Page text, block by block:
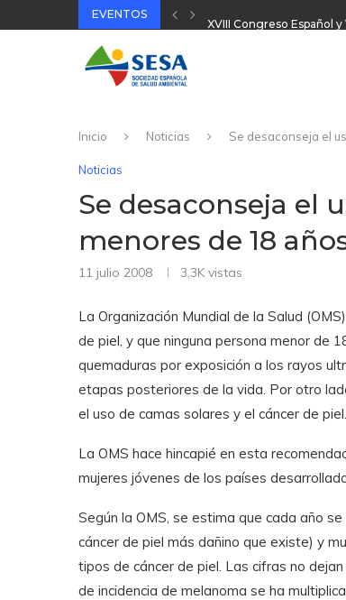
EVENTOS
Inicio Noticias Se desaconseja el
Noticias
Se desaconseja el
menores de 18
11 julio 2008 3,3K vistas
La Organización Mundial de la Salud
de piel, y que ninguna persona menor de
quemaduras por exposición a los rayos
etapas posteriores de la vida. Por otro
el uso de camas solares y el cáncer de piel.
La OMS hace hincapié en esta
mujeres jóvenes de los países
Según la OMS, se estima que cada año
cáncer de piel más dañino que existe) y
tipos de cáncer de piel. Las cifras no
de incidencia de melanoma se ha